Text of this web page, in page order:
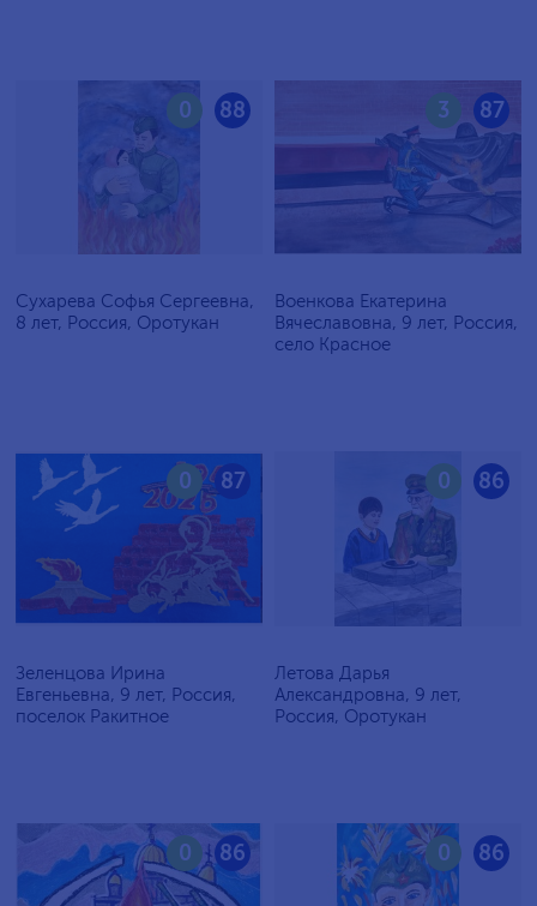
88
0
Сухарева Софья Сергеевна,
8 лет, Россия, Оротукан
87
3
Военкова Екатерина
Вячеславовна, 9 лет, Россия,
село Красное
87
0
Зеленцова Ирина
Евгеньевна, 9 лет, Россия,
поселок Ракитное
86
0
Летова Дарья
Александровна, 9 лет,
Россия, Оротукан
86
0 86
0